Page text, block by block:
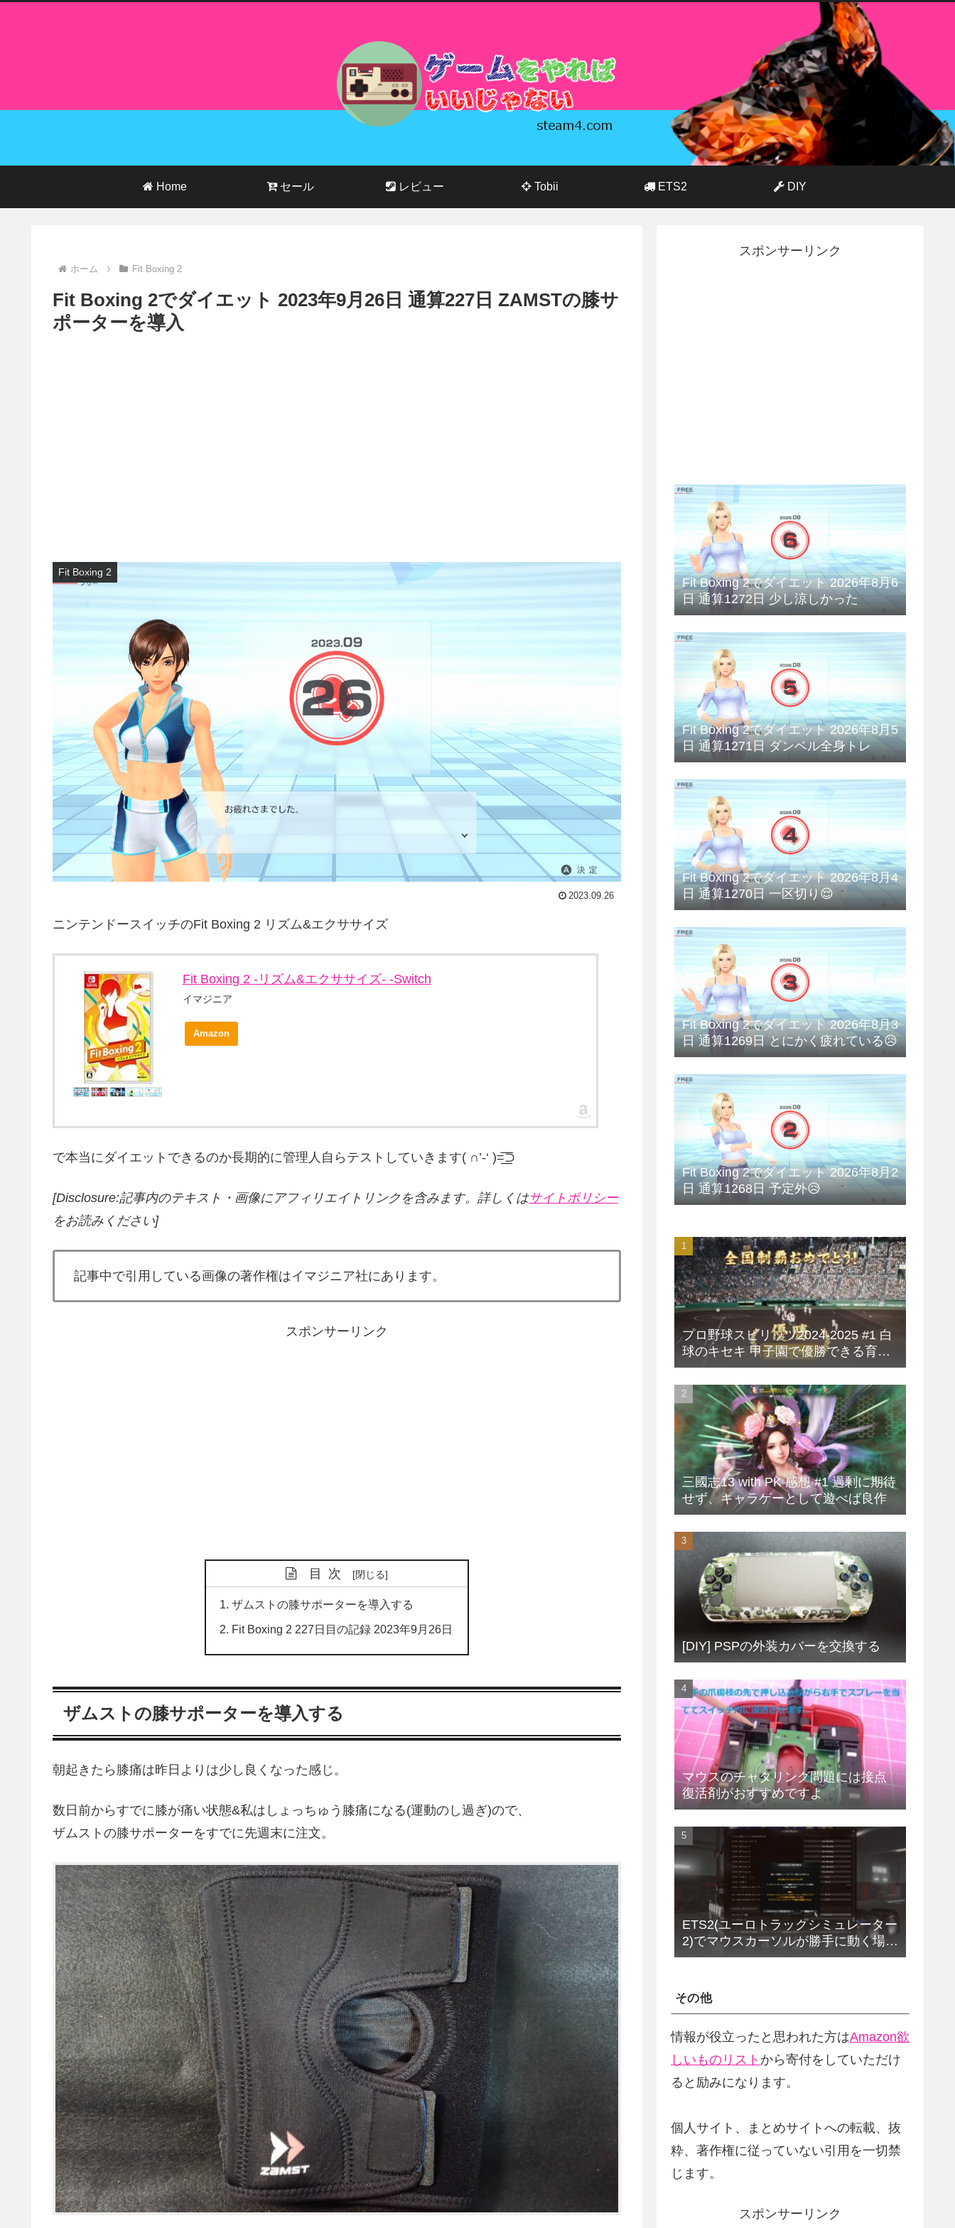
Home セール レビュー Tobii ETS2 DIY
ホーム Fit Boxing 2
Fit Boxing 2でダイエット 2023年9月26日 通算227日 ZAMSTの膝サ
ポーターを導入
Fit Boxing 2
2023.09.26
ニンテンドースイッチのFit Boxing 2 リズム&エクササイズ
Fit Boxing 2 -リズム&エクササイズ- -Switch
イマジニア
Amazon
で本当にダイエットできるのか長期的に管理人自らテストしていきます( ∩’-‘ )=͟͟͞͞⊃
[Disclosure:記事内のテキスト・画像にアフィリエイトリンクを含みます。詳しくはサイトポリシー
をお読みください]
記事中で引用している画像の著作権はイマジニア社にあります。
スポンサーリンク
目次
ザムストの膝サポーターを導入する
Fit Boxing 2 227日目の記録 2023年9月26日
ザムストの膝サポーターを導入する
朝起きたら膝痛は昨日よりは少し良くなった感じ。
数日前からすでに膝が痛い状態&私はしょっちゅう膝痛になる(運動のし過ぎ)ので、
ザムストの膝サポーターをすでに先週末に注文。
スポンサーリンク
Fit Boxing 2でダイエット 2026年8月6
日 通算1272日 少し涼しかった
Fit Boxing 2でダイエット 2026年8月5
日 通算1271日 ダンベル全身トレ
Fit Boxing 2でダイエット 2026年8月4
日 通算1270日 一区切り😌
Fit Boxing 2でダイエット 2026年8月3
日 通算1269日 とにかく疲れている😥
Fit Boxing 2でダイエット 2026年8月2
日 通算1268日 予定外😥
プロ野球スピリッツ2024-2025 #1 白
球のキセキ 甲子園で優勝できる育成
方法
三國志13 with PK 感想 #1 過剰に期待
せず、キャラゲーとして遊べば良作
[DIY] PSPの外装カバーを交換する
マウスのチャタリング問題には接点
復活剤がおすすめですよ
ETS2(ユーロトラックシミュレーター
2)でマウスカーソルが勝手に動く場合
の解決法(改定版)
その他
情報が役立ったと思われた方はAmazon欲
しいものリスト から寄付をしていただけ
ると励みになります。
個人サイト、まとめサイトへの転載、抜
粋、著作権に従っていない引用を一切禁
じます。
スポンサーリンク